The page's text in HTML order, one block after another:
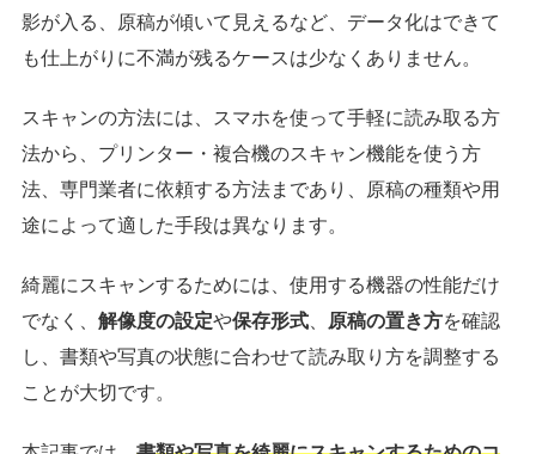
影が入る、原稿が傾いて見えるなど、データ化はできて
も仕上がりに不満が残るケースは少なくありません。
スキャンの方法には、スマホを使って手軽に読み取る方
法から、プリンター・複合機のスキャン機能を使う方
法、専門業者に依頼する方法まであり、原稿の種類や用
途によって適した手段は異なります。
綺麗にスキャンするためには、使用する機器の性能だけ
でなく、 解像度の設定や保存形式、 原稿の置き方を確認
し、書類や写真の状態に合わせて読み取り方を調整する
ことが大切です。